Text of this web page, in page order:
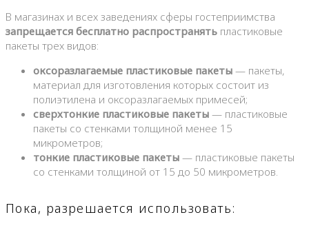
В магазинах и всех заведениях сферы гостеприимства
запрещается бесплатно распространять пластиковые
пакеты трех видов:
оксоразлагаемые пластиковые пакеты — пакеты,
материал для изготовления которых состоит из
полиэтилена и оксоразлагаемых примесей;
сверхтонкие пластиковые пакеты — пластиковые
пакеты со стенками толщиной менее 15
микрометров;
тонкие пластиковые пакеты — пластиковые пакеты
со стенками толщиной от 15 до 50 микрометров.
Пока, разрешается использовать: